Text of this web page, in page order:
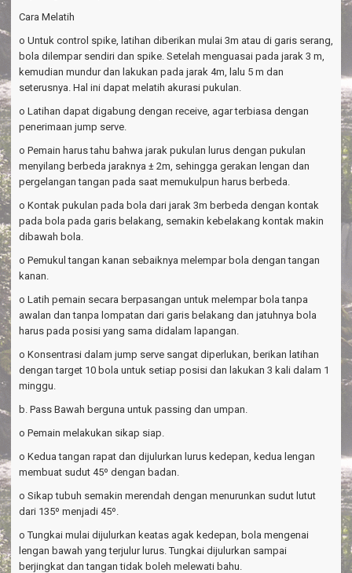
Cara Melatih
o Untuk control spike, latihan diberikan mulai 3m atau di garis serang,
bola dilempar sendiri dan spike. Setelah menguasai pada jarak 3 m,
kemudian mundur dan lakukan pada jarak 4m, lalu 5 m dan
seterusnya. Hal ini dapat melatih akurasi pukulan.
o Latihan dapat digabung dengan receive, agar terbiasa dengan
penerimaan jump serve.
o Pemain harus tahu bahwa jarak pukulan lurus dengan pukulan
menyilang berbeda jaraknya ± 2m, sehingga gerakan lengan dan
pergelangan tangan pada saat memukulpun harus berbeda.
o Kontak pukulan pada bola dari jarak 3m berbeda dengan kontak
pada bola pada garis belakang, semakin kebelakang kontak makin
dibawah bola.
o Pemukul tangan kanan sebaiknya melempar bola dengan tangan
kanan.
o Latih pemain secara berpasangan untuk melempar bola tanpa
awalan dan tanpa lompatan dari garis belakang dan jatuhnya bola
harus pada posisi yang sama didalam lapangan.
o Konsentrasi dalam jump serve sangat diperlukan, berikan latihan
dengan target 10 bola untuk setiap posisi dan lakukan 3 kali dalam 1
minggu.
b. Pass Bawah berguna untuk passing dan umpan.
o Pemain melakukan sikap siap.
o Kedua tangan rapat dan dijulurkan lurus kedepan, kedua lengan
membuat sudut 45º dengan badan.
o Sikap tubuh semakin merendah dengan menurunkan sudut lutut
dari 135º menjadi 45º.
o Tungkai mulai dijulurkan keatas agak kedepan, bola mengenai
lengan bawah yang terjulur lurus. Tungkai dijulurkan sampai
berjingkat dan tangan tidak boleh melewati bahu.